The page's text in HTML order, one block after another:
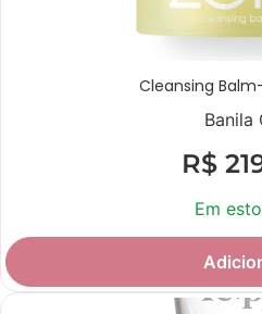
Cleansing
Banila
R$
Em